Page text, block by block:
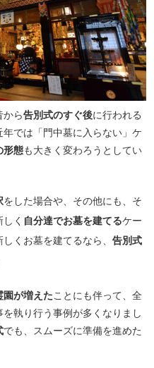
から告別式のすぐ後に行われる
では「門中墓に入らない」ケ
形態も大きく変わろうとしてい
をした場合や、その他にも、そ
く 自分達でお墓を建てるケー
くお墓を建てるなら、告別式
園が増えたことにも伴って、全
執り行う事例が多くなりまし
でも、スムーズに準備を進めた